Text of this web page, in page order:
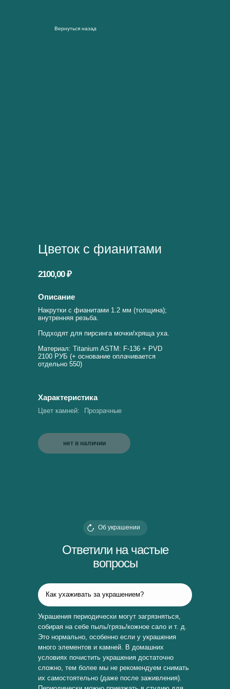
Вернуться назад
нет в наличии
Цветок с фианитами
Описание
Характеристика
Накрутки с фианитами 1.2 мм (толщина);
внутренняя резьба.
Подходят для пирсинга мочки/хряща уха.
Материал: Titanium ASTM: F-136 + PVD
2100 РУБ (+ основание оплачивается
отдельно 550)
Прозрачные
Цвет камней:
2100,00 ₽
Ответили на частые
вопросы
Об украшении
Как ухаживать за украшением?
Украшения периодически могут загрязняться,
собирая на себе пыль/грязь/кожное сало и т. д.
Это нормально, особенно если у украшения
много элементов и камней. В домашних
условиях почистить украшения достаточно
сложно, тем более мы не рекомендуем снимать
их самостоятельно (даже после заживления).